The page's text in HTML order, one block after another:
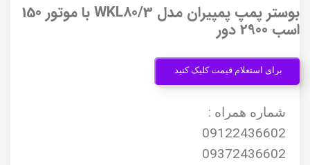
بوستر پمپ پمپیران مدل WKL80/3 با موتور 150
اسب 2900 دور
برای استعلام قیمت کلیک کنید
شماره همراه :
09122436602
09372436602